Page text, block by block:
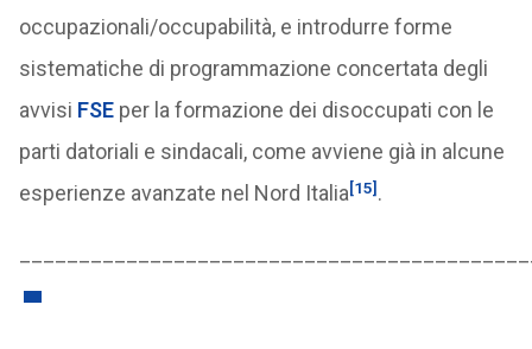
occupazionali/occupabilità, e introdurre forme
sistematiche di programmazione concertata degli
avvisi FSEper la formazione dei disoccupati con le
parti datoriali e sindacali, come avviene già in alcune
esperienze avanzate nel Nord Italia[15] .